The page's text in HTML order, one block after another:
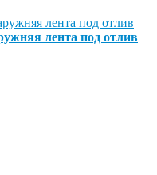
лента под отлив